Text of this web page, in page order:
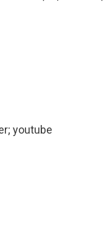
youtube